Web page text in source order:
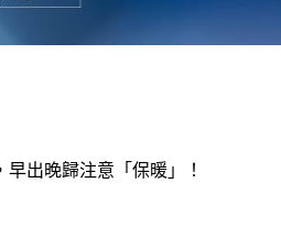
出晚歸注意「保暖」！